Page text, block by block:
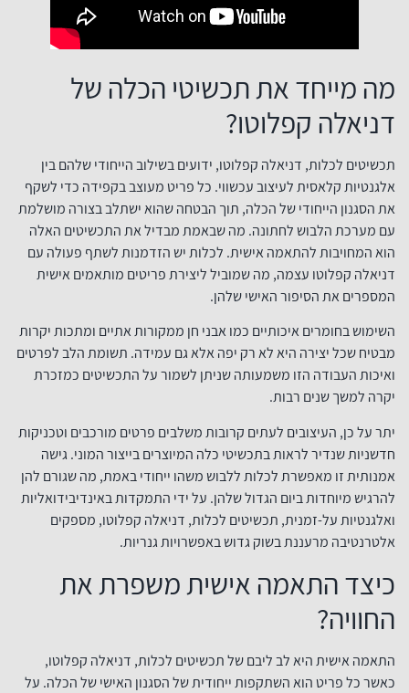
מה מייחד את תכשיטי הכלה של
דניאלה קפלוטו?
תכשיטים לכלות, דניאלה קפלוטו, ידועים בשילוב הייחודי שלהם בין
אלגנטיות קלאסית לעיצוב עכשווי. כל פריט מעוצב בקפידה כדי לשקף
את הסגנון הייחודי של הכלה, תוך הבטחה שהוא ישתלב בצורה מושלמת
עם מערכת הלבוש לחתונה. מה שבאמת מבדיל את התכשיטים האלה
הוא המחויבות להתאמה אישית. לכלות יש הזדמנות לשתף פעולה עם
דניאלה קפלוטו עצמה, מה שמוביל ליצירת פריטים מותאמים אישית
המספרים את הסיפור האישי שלהן.
השימוש בחומרים איכותיים כמו אבני חן ממקורות אתיים ומתכות יקרות
מבטיח שכל יצירה היא לא רק יפה אלא גם עמידה. תשומת הלב לפרטים
ואיכות העבודה הזו משמעותה שניתן לשמור על התכשיטים כמזכרת
יקרה למשך שנים רבות.
יתר על כן, העיצובים לעתים קרובות משלבים פרטים מורכבים וטכניקות
חדשניות שנדיר לראות בתכשיטי כלה המיוצרים בייצור המוני. גישה
אמנותית זו מאפשרת לכלות ללבוש משהו ייחודי באמת, מה שגורם להן
להרגיש מיוחדות ביום הגדול שלהן. על ידי התמקדות באינדיבידואליות
ואלגנטיות על-זמנית, תכשיטים לכלות, דניאלה קפלוטו, מספקים
אלטרנטיבה מרעננת בשוק גדוש באפשרויות גנריות.
כיצד התאמה אישית משפרת את
החוויה?
התאמה אישית היא לב ליבם של תכשיטים לכלות, דניאלה קפלוטו,
כאשר כל פריט הוא השתקפות ייחודית של הסגנון האישי של הכלה. על